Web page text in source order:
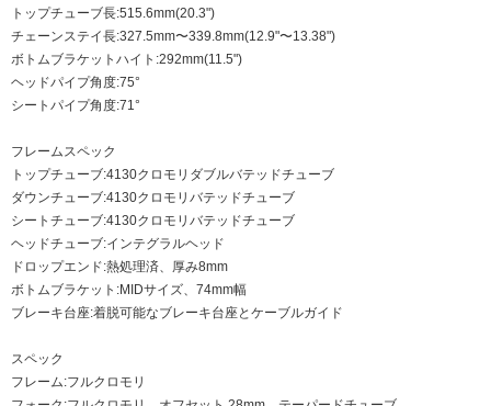
トップチューブ長:515.6mm(20.3")
チェーンステイ長:327.5mm〜339.8mm(12.9"〜13.38")
ボトムブラケットハイト:292mm(11.5")
ヘッドパイプ角度:75°
シートパイプ角度:71°
フレームスペック
トップチューブ:4130クロモリダブルバテッドチューブ
ダウンチューブ:4130クロモリバテッドチューブ
シートチューブ:4130クロモリバテッドチューブ
ヘッドチューブ:インテグラルヘッド
ドロップエンド:熱処理済、厚み8mm
ボトムブラケット:MIDサイズ、74mm幅
ブレーキ台座:着脱可能なブレーキ台座とケーブルガイド
スペック
フレーム:フルクロモリ